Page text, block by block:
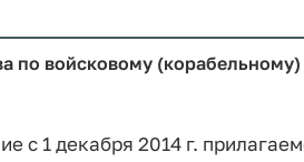
по войсковому
с 1 декабря 2014 г.